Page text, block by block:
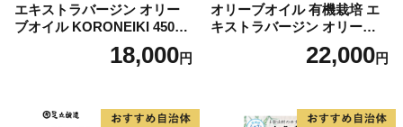
エキストラバージン オリー
ブオイル KORONEIKI 450g
[筑前たなか油屋 福岡県 筑紫
野市 21760403] 油 食用油 オ
18,000円
オリーブオイル 有機栽培 エ
キストラバージン オリーブ
オイル シングル 2本 セット
オーガニック 調味料 油 オリ
22,000円